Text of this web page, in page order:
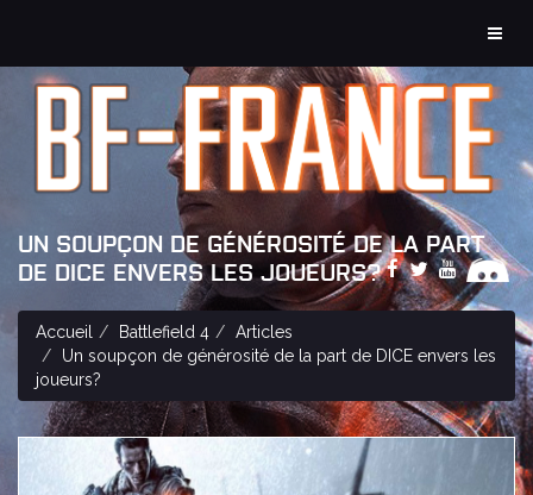
MENU
UN SOUPÇON DE GÉNÉROSITÉ DE LA PART
DE DICE ENVERS LES JOUEURS?
Accueil Battlefield 4
Articles
Un soupçon de générosité de la part de DICE envers les
joueurs?